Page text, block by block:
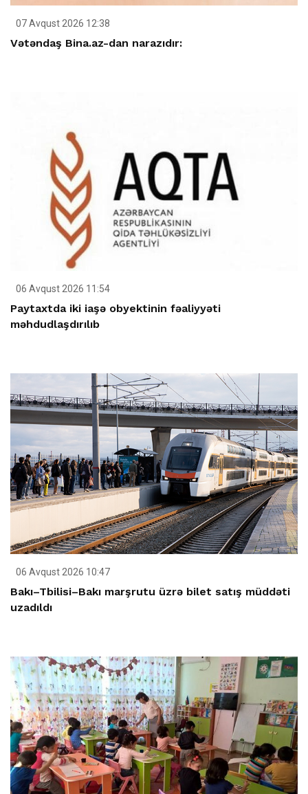
07 Avqust 2026 12:38
Vətəndaş Bina.az-dan narazıdır:
06 Avqust 2026 11:54
Paytaxtda iki iaşə obyektinin fəaliyyəti
məhdudlaşdırılıb
06 Avqust 2026 10:47
Bakı–Tbilisi–Bakı marşrutu üzrə bilet satış müddəti
uzadıldı